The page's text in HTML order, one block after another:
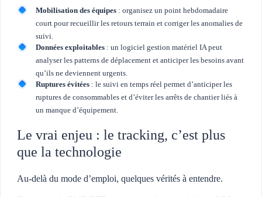
Mobilisation des équipes : organisez un point hebdomadaire
court pour recueillir les retours terrain et corriger les anomalies de
suivi.
Données exploitables : un logiciel gestion matériel IA peut
analyser les patterns de déplacement et anticiper les besoins avant
qu’ils ne deviennent urgents.
Ruptures évitées : le suivi en temps réel permet d’anticiper les
ruptures de consommables et d’éviter les arrêts de chantier liés à
un manque d’équipement.
Le vrai enjeu : le tracking, c’est plus
que la technologie
Au-delà du mode d’emploi, quelques vérités à entendre.